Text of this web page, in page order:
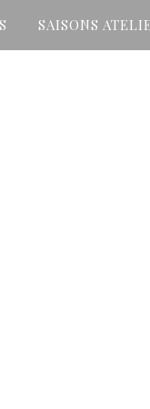
SAISONS